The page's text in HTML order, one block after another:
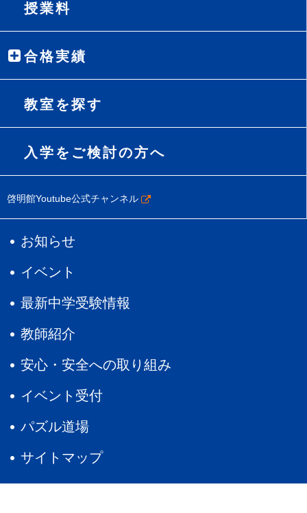
授業料
合格実績
教室を探す
入学をご検討の方へ
啓明館Youtube公式チャンネル
お知らせ
イベント
最新中学受験情報
教師紹介
安心・安全への取り組み
イベント受付
パズル道場
サイトマップ